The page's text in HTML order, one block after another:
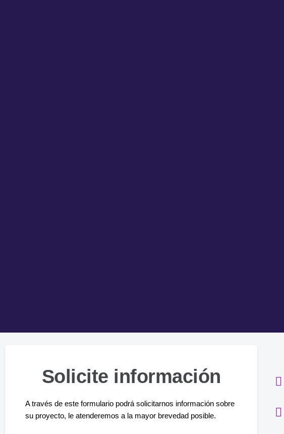
Solicite información
A través de este formulario podrá solicitarnos información sobre
su proyecto, le atenderemos a la mayor brevedad posible.